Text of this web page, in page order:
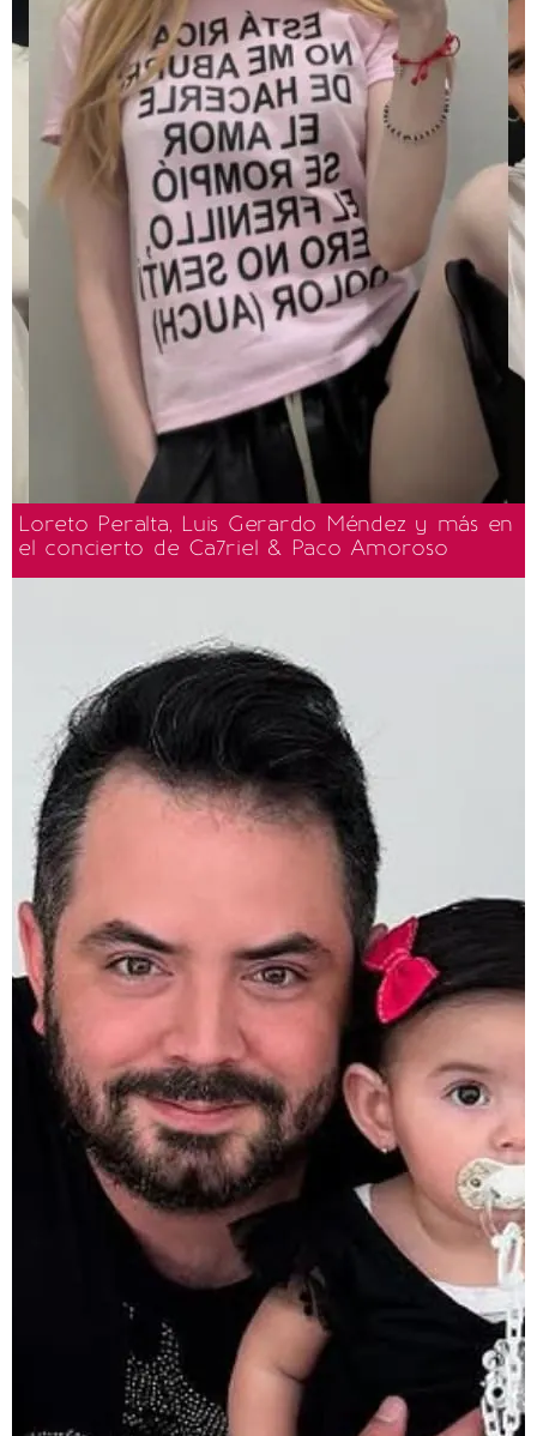
Loreto Peralta, Luis Gerardo Méndez y más en
el concierto de Ca7riel & Paco Amoroso